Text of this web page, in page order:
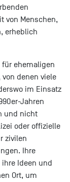
von Menschen,
erheblich
für ehemaligen
denen viele
im Einsatz
Jahren
und nicht
oder offizielle
zivilen
Ihre
Ideen und
Ort, um